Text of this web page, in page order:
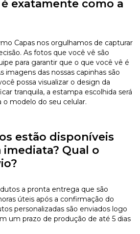
exatamente como a
Capas nos orgulhamos de capturar
As fotos que você vê são
para garantir que o que você vê é
imagens das nossas capinhas são
possa visualizar o design da
tranquila, a estampa escolhida será
o modelo do seu celular.
estão disponíveis
Qual o
a pronta entrega que são
úteis após a confirmação do
personalizadas são enviados logo
um prazo de produção de até 5 dias